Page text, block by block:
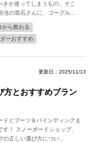
か迷ってしまうもの。そこ
の黒石さんに、ゴーグル...
から教わる
ーおすすめ
更新日：2025/11/13
方とおすすめブラン
とブーツ＆バインディングま
！ スノーボードショップ、
正しい選び方につい...